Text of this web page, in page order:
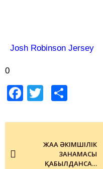
Josh Robinson Jersey
0
Facebook
Twitter
navigationЖАҢА ӘКІМШІЛІК
ЗАҢНАМАСЫ
ҚАБЫЛДАНСА…